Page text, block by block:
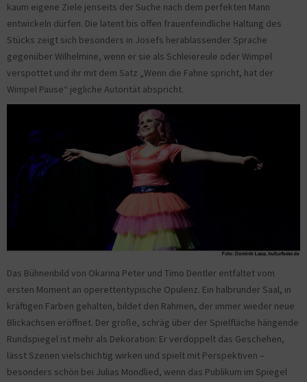
kaum eigene Ziele jenseits der Suche nach dem perfekten Mann
entwickeln dürfen. Die latent bis offen frauenfeindliche Haltung des
Stücks zeigt sich besonders in Josefs herablassender Sprache
gegenüber Wilhelmine, wenn er sie als Schleiereule oder Wimpel
verspottet und ihr mit dem Satz „Wenn die Fahne spricht, hat der
Wimpel Pause“ jegliche Autorität abspricht.
Das Bühnenbild von Okarina Peter und Timo Dentler entfaltet vom
ersten Moment an operettentypische Opulenz. Ein halbrunder Saal, in
kräftigen Farben gehalten, bildet den Rahmen, der immer wieder neue
Blickachsen eröffnet. Der große, schräg über der Spielfläche hängende
Rundspiegel ist mehr als Dekoration: Er verdoppelt das Geschehen,
lässt Szenen vielschichtig wirken und spielt mit Perspektiven –
besonders schön bei Julias Mondlied, wenn das Publikum im Spiegel